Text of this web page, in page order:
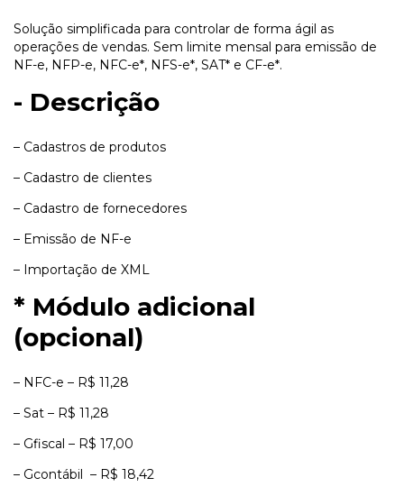
Solução simplificada para controlar de forma ágil as
operações de vendas. Sem limite mensal para emissão de
NF-e, NFP-e, NFC-e*, NFS-e*, SAT* e CF-e*.
- Descrição
– Cadastros de produtos
– Cadastro de clientes
– Cadastro de fornecedores
– Emissão de NF-e
– Importação de XML
* Módulo adicional
(opcional)
– NFC-e – R$ 11,28
– Sat – R$ 11,28
– Gfiscal – R$ 17,00
– Gcontábil – R$ 18,42